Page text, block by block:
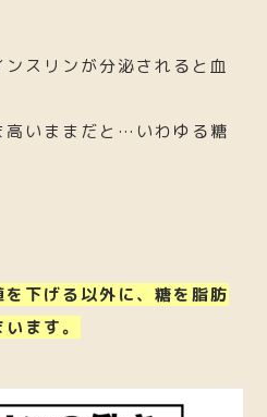
スリンが分泌されると血
高いままだと…いわゆる糖
下げる以外に、糖を脂肪
ます。